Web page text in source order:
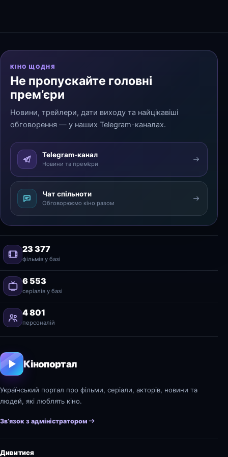
КІНО ЩОДНЯ
Не пропускайте головні
прем’єри
Новини, трейлери, дати виходу та найцікавіші
обговорення — у наших Telegram-каналах.
Telegram-канал
Новини та прем’єри
Чат спільноти
Обговорюємо кіно разом
23 377
фільмів у базі
6 553
серіалів у базі
4 801
персоналій
Кінопортал
Український портал про фільми, серіали, акторів, новини та
людей, які люблять кіно.
Зв’язок з адміністратором
Дивитися